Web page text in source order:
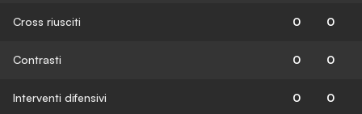
Cross riusciti 0 0
Contrasti 0 0
Interventi difensivi 0 0